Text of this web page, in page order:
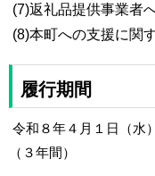
(7)返礼品提供事業者
(8)本町への支援に関
履行期間
令和８年４月１日（水
（３年間）